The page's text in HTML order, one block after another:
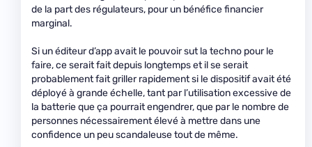
de la part des régulateurs, pour un bénéfice financier
marginal.
Si un éditeur d’app avait le pouvoir sut la techno pour le
faire, ce serait fait depuis longtemps et il se serait
probablement fait griller rapidement si le dispositif avait été
déployé à grande échelle, tant par l’utilisation excessive de
la batterie que ça pourrait engendrer, que par le nombre de
personnes nécessairement élevé à mettre dans une
confidence un peu scandaleuse tout de même.